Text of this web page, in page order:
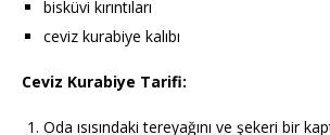
bisküvi kırıntıları
ceviz kurabiye kalıbı
Ceviz Kurabiye Tarifi:
Oda ısısındaki tereyağını ve şekeri bir